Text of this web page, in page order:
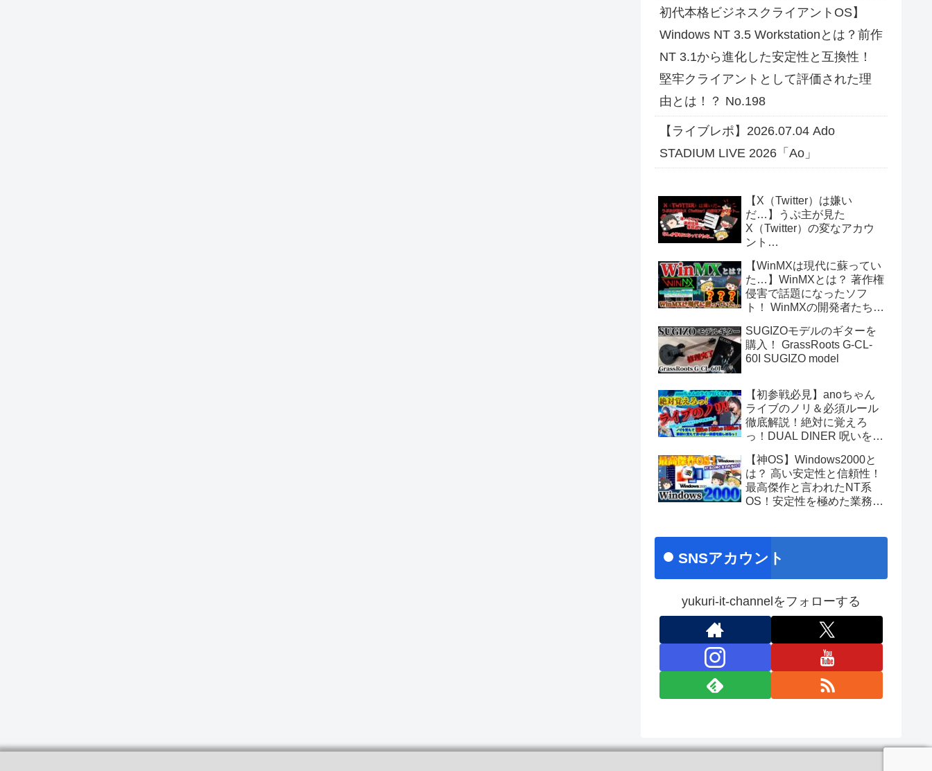
初代本格ビジネスクライアントOS】
Windows NT 3.5 Workstationとは？前作
NT 3.1から進化した安定性と互換性！
堅牢クライアントとして評価された理
由とは！？ No.198
【ライブレポ】2026.07.04 Ado
STADIUM LIVE 2026「Ao」
【X（Twitter）は嫌い
だ…】うぷ主が見た
X（Twitter）の変なアカウ
ント…
【WinMXは現代に蘇ってい
た…】WinMXとは？ 著作権
侵害で話題になったソフ
ト！ WinMXの開発者たちが
「Fopnu」とは？ No.140
SUGIZOモデルのギターを
購入！ GrassRoots G-CL-
60I SUGIZO model
【初参戦必見】anoちゃん
ライブのノリ＆必須ルール
徹底解説！絶対に覚えろ
っ！DUAL DINER 呪いをか
あのちゃんライブ
【神OS】Windows2000と
は？ 高い安定性と信頼性！
最高傑作と言われたNT系
OS！安定性を極めた業務向
SNSアカウント
yukuri-it-channelをフォローする